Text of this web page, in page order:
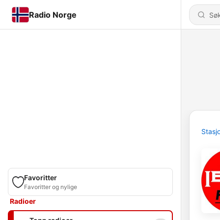
Radio Norge
Favoritter
Favoritter og nylige
Radioer